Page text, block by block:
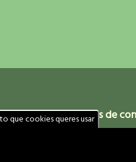
Datos de
que cookies queres usar